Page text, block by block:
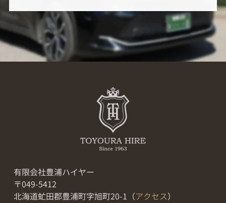
有限会社豊浦ハイヤー
〒049-5412
北海道虻田郡豊浦町字旭町20-1（アクセス）